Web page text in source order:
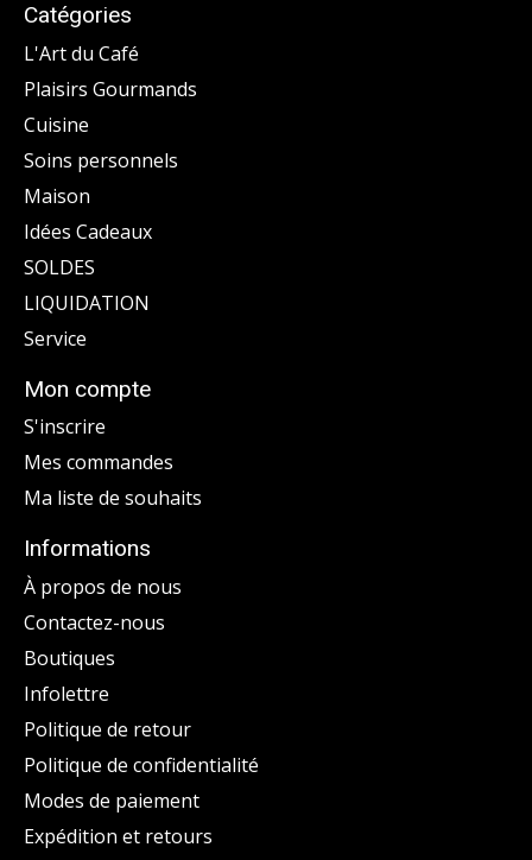
Catégories
L'Art du Café
Plaisirs Gourmands
Cuisine
Soins personnels
Maison
Idées Cadeaux
SOLDES
LIQUIDATION
Service
Mon compte
S'inscrire
Mes commandes
Ma liste de souhaits
Informations
À propos de nous
Contactez-nous
Boutiques
Infolettre
Politique de retour
Politique de confidentialité
Modes de paiement
Expédition et retours